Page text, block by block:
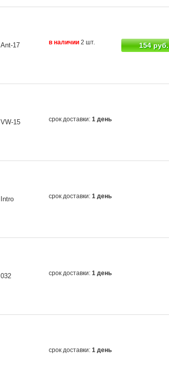
Ant-17 в наличии 2 шт. 154 руб.
VW-15 срок доставки: 1 день
Intro срок доставки: 1 день
032 срок доставки: 1 день
срок доставки: 1 день